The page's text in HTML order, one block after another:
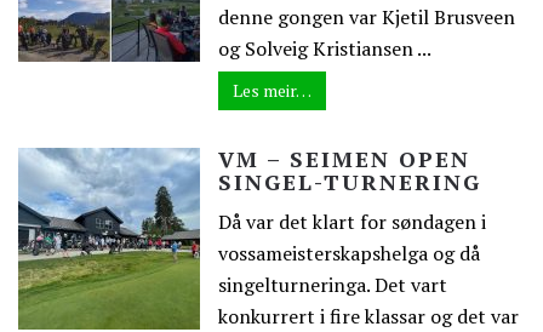
denne gongen var Kjetil Brusveen
og Solveig Kristiansen ...
Les meir…
VM – SEIMEN OPEN
SINGEL-TURNERING
Då var det klart for søndagen i
vossameisterskapshelga og då
singelturneringa. Det vart
konkurrert i fire klassar og det var